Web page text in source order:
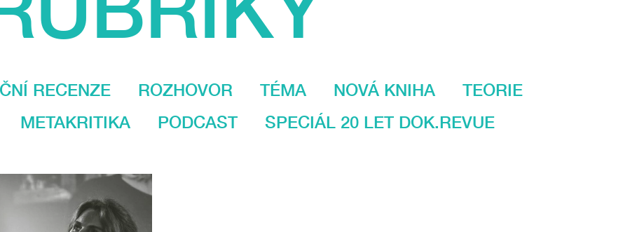
RECENZE ROZHOVOR TÉMA NOVÁ KNIHA
TEORIE
METAKRITIKA PODCAST SPECIÁL 20 LET DOK.REVUE